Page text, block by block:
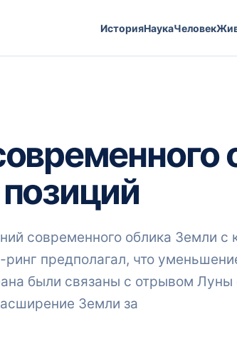
ИсторияНаукаЧеловек
современного облика Земли с
предполагал, что
были связаны с отрывом
Земли за